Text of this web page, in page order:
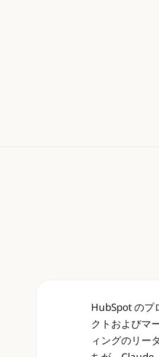
HubSpot のプロ
HubSpot のプ
クトおよびマ
ィングのリー